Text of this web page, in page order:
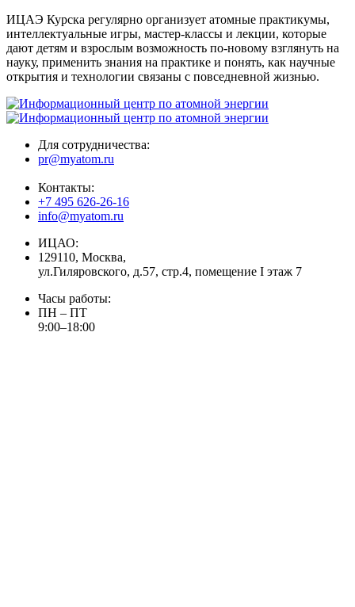
ИЦАЭ Курска регулярно организует атомные практикумы,
интеллектуальные игры, мастер-классы и лекции, которые
дают детям и взрослым возможность по-новому взглянуть на
науку, применить знания на практике и понять, как научные
открытия и технологии связаны с повседневной жизнью.
Для сотрудничества:
pr@myatom.ru
Контакты:
+7 495 626-26-16
info@myatom.ru
ИЦАО:
129110, Москва,
ул.Гиляровского, д.57, стр.4, помещение I этаж 7
Часы работы:
ПН – ПТ
9:00–18:00